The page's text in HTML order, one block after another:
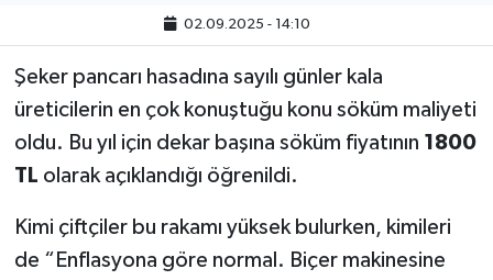
02.09.2025 - 14:10
Şeker pancarı hasadına sayılı günler kala
üreticilerin en çok konuştuğu konu söküm maliyeti
oldu. Bu yıl için dekar başına söküm fiyatının 1800
TL olarak açıklandığı öğrenildi.
Kimi çiftçiler bu rakamı yüksek bulurken, kimileri
de “Enflasyona göre normal. Biçer makinesine